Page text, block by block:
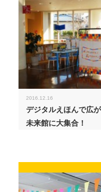
2016.12.16
デジタルえほんで広
未来館に大集合！